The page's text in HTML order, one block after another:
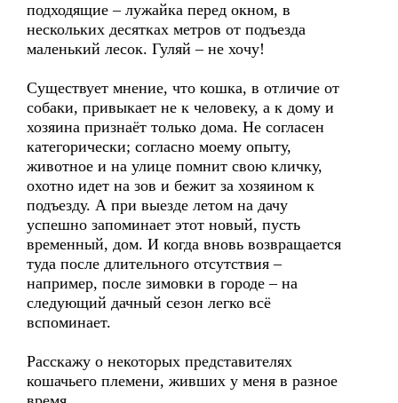
подходящие – лужайка перед окном, в
нескольких десятках метров от подъезда
маленький лесок. Гуляй – не хочу!
Существует мнение, что кошка, в отличие от
собаки, привыкает не к человеку, а к дому и
хозяина признаёт только дома. Не согласен
категорически; согласно моему опыту,
животное и на улице помнит свою кличку,
охотно идет на зов и бежит за хозяином к
подъезду. А при выезде летом на дачу
успешно запоминает этот новый, пусть
временный, дом. И когда вновь возвращается
туда после длительного отсутствия –
например, после зимовки в городе – на
следующий дачный сезон легко всё
вспоминает.
Расскажу о некоторых представителях
кошачьего племени, живших у меня в разное